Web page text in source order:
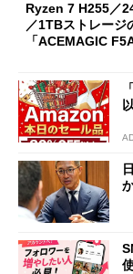
Ryzen 7 H255／
／1TBストレージ
「ACEMAGIC